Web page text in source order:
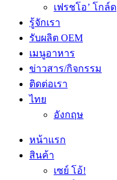
เฟรชโอ’ โกล์ด
รู้จักเรา
รับผลิต OEM
เมนูอาหาร
ข่าวสาร/กิจกรรม
ติดต่อเรา
ไทย
อังกฤษ
หน้าแรก
สินค้า
เซย์ โอ้!